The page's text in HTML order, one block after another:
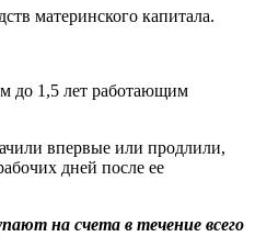
материнского капитала.
до 1,5 лет работающим
впервые или продлили,
дней после ее
на счета в течение всего